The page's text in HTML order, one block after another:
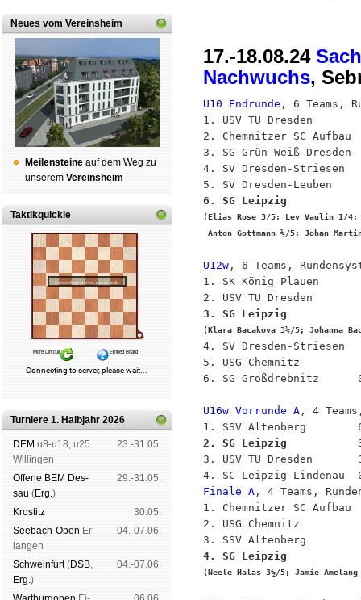
Neues vom Vereinsheim
Mei­len­stei­ne auf dem Weg zu
un­se­rem Ver­eins­heim
Taktikquickie
Turniere 1. Halbjahr 2026
DEM u8-u18, u25
Wil­lin­gen
23.-31.05.
Offene BEM Des­
sau (Erg.)
29.-31.05.
Kros­titz
30.05.
See­bach-Open Er­
lan­gen
04.-07.06.
Schwein­furt(DSB,
Erg.)
04.-07.06.
17.-18.08.24
Nachwuchs,
U10 Endrunde , 6 Teams,
1. USV TU Dresden
2. Chemnitzer SC
3. SG Grün-Weiß
4. SV Dresden-Striesen
6. SG Leipzig
(Elias Rose 3/5; Lev Vaulin 1/4;
Anton Gottmann ½/5; Johan
U12w , 6 Teams,
1. SK König Plauen
3. SG Leipzig
(Klara Bacakova 3½/5; Johanna
4. SV Dresden-Striesen
5. USG Chemnitz
6. SG Großdrebnitz
U16w Vorrunde A , 4
2. SG Leipzig
3. USV TU Dresden
Finale A , 4 Teams,
1. Chemnitzer SC
2. USG Chemnitz
4. SG Leipzig
(Neele Halas 3½/5; Jamie